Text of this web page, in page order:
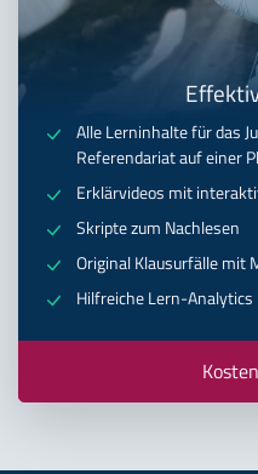
Alle Lerninhalte für das
Referendariat auf einer
Erklärvideos mit
Skripte zum Nachlesen
Original Klausurfälle mit
Hilfreiche Lern-Analytics